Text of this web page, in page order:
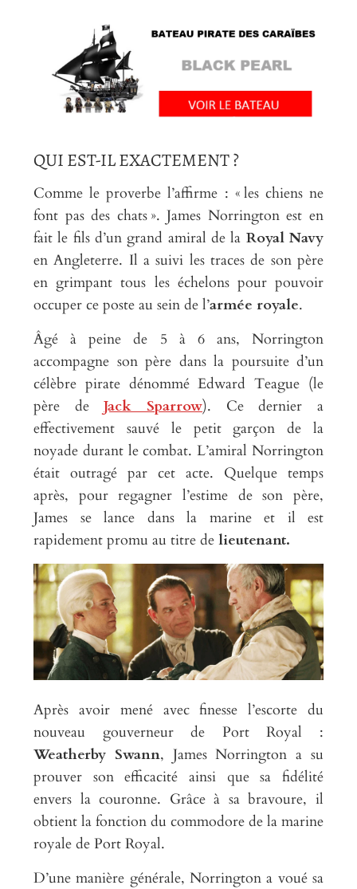
QUI EST-IL EXACTEMENT ?
Comme le proverbe l’affirme : « les chiens ne
font pas des chats ». James Norrington est en
fait le fils d’un grand amiral de la Royal Navy
en Angleterre. Il a suivi les traces de son père
en grimpant tous les échelons pour pouvoir
occuper ce poste au sein de l’armée royale.
Âgé à peine de 5 à 6 ans, Norrington
accompagne son père dans la poursuite d’un
célèbre pirate dénommé Edward Teague (le
père deJack Sparrow). Ce dernier a
effectivement sauvé le petit garçon de la
noyade durant le combat. L’amiral Norrington
était outragé par cet acte. Quelque temps
après, pour regagner l’estime de son père,
James se lance dans la marine et il est
rapidement promu au titre de lieutenant.
Après avoir mené avec finesse l’escorte du
nouveau gouverneur de Port Royal :
Weatherby Swann, James Norrington a su
prouver son efficacité ainsi que sa fidélité
envers la couronne. Grâce à sa bravoure, il
obtient la fonction du commodore de la marine
royale de Port Royal.
D’une manière générale, Norrington a voué sa